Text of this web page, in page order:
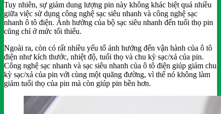
Tuy nhiên, sự giảm dung lượng pin này không khác biệt quá nhiều
giữa việc sử dụng công nghệ sạc siêu nhanh và công nghệ sạc
nhanh ô tô điện. Ảnh hưởng của bộ sạc siêu nhanh đến tuổi thọ pin
cũng chỉ ở mức tối thiểu.
Ngoài ra, còn có rất nhiều yếu tố ảnh hưởng đến vận hành của ô tô
điện như kích thước, nhiệt độ, tuổi thọ và chu kỳ sạc/xả của pin.
Công nghệ sạc nhanh và sạc siêu nhanh của ô tô điện giúp giảm chu
kỳ sạc/xả của pin với cùng một quãng đường, vì thế nó không làm
giảm tuổi thọ của pin mà còn giúp pin bền hơn.